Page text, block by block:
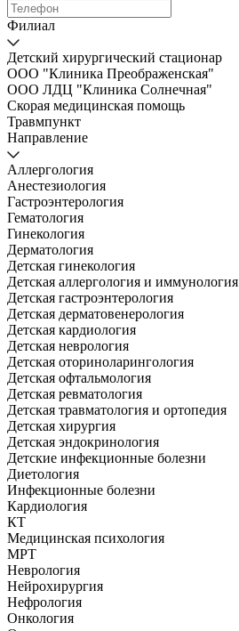
Филиал
Детский хирургический стационар
ООО "Клиника Преображенская"
ООО ЛДЦ "Клиника Солнечная"
Скорая медицинская помощь
Травмпункт
Направление
Аллергология
Анестезиология
Гастроэнтерология
Гематология
Гинекология
Дерматология
Детская гинекология
Детская аллергология и иммунология
Детская гастроэнтерология
Детская дерматовенерология
Детская кардиология
Детская неврология
Детская оториноларингология
Детская офтальмология
Детская ревматология
Детская травматология и ортопедия
Детская хирургия
Детская эндокринология
Детские инфекционные болезни
Диетология
Инфекционные болезни
Кардиология
КТ
Медицинская психология
МРТ
Неврология
Нейрохирургия
Нефрология
Онкология